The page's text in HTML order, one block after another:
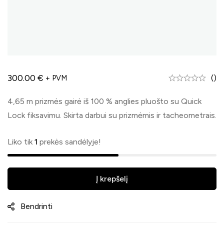
300.00 € + PVM ()
4,65 m prizmės gairė iš 100 % anglies pluošto su Quick
Lock fiksavimu. Skirta darbui su prizmėmis ir tacheometrais.
Liko tik 1 prekės sandėlyje!
Į krepšelį
Bendrinti